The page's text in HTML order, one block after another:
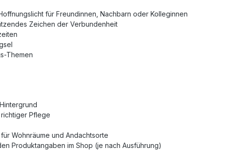
für Freundinnen, Nachbarn oder Kolleginnen
Zeichen der Verbundenheit
Themen
Pflege
Wohnräume und Andachtsorte
Produktangaben im Shop (je nach Ausführung)